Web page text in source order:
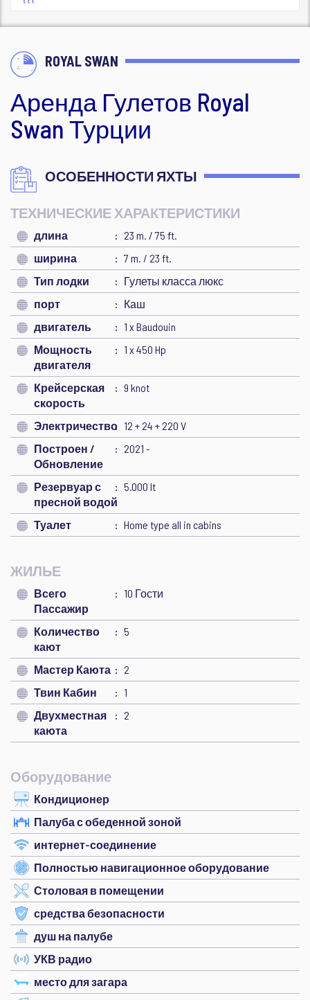
ROYAL SWAN
Аренда Гулетов Royal
Swan Турции
ОСОБЕННОСТИ ЯХТЫ
ТЕХНИЧЕСКИЕ ХАРАКТЕРИСТИКИ
длина
23 m. / 75 ft.
ширина
7 m. / 23 ft.
Тип лодки
Гулеты класса люкс
порт
Каш
двигатель
1 x Baudouin
Мощность
двигателя
1 x 450 Hp
Крейсерская
скорость
9 knot
Электричество 12 + 24 + 220 V
Построен /
Обновление
2021 -
Резервуар с
пресной водой
5.000 lt
Туалет Home type all in cabins
ЖИЛЬЕ
Всего
Пассажир
10 Гости
Количество
кают
5
Мастер Каюта
2
Твин Кабин
1
Двухместная
каюта
2
Оборудование
Кондиционер
Палуба с обеденной зоной
интернет-соединение
Полностью навигационное оборудование
Столовая в помещении
средства безопасности
душ на палубе
УКВ радио
место для загара